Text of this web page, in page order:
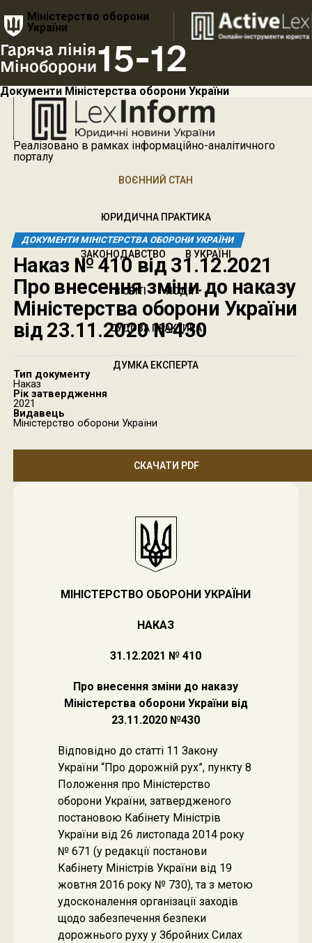
Міністерство оборони
України
Гаряча лінія
Міноборони15-12
Документи Міністерства оборони України
Реалізовано в рамках інформаційно-аналітичного
порталу
ВОЄННИЙ СТАН
ЮРИДИЧНА ПРАКТИКА
ЗАКОНОДАВСТВО В УКРАЇНІ
В СВІТІ ПОДІЇ
СУДОВА ПРАКТИКА
ДУМКА ЕКСПЕРТА
ДОКУМЕНТИ МІНІСТЕРСТВА ОБОРОНИ УКРАЇНИ
Наказ № 410 від 31.12.2021
Про внесення зміни до наказу
Міністерства оборони України
від 23.11.2020 №430
Тип документу
Наказ
Рік затвердження
2021
Видавець
Міністерство оборони України
СКАЧАТИ PDF
МІНІСТЕРСТВО ОБОРОНИ УКРАЇНИ
НАКАЗ
31.12.2021 № 410
Про внесення зміни до наказу
Міністерства оборони України від
23.11.2020 №430
Відповідно до статті 11 Закону
України “Про дорожній рух”, пункту 8
Положення про Міністерство
оборони України, затвердженого
постановою Кабінету Міністрів
України від 26 листопада 2014 року
№ 671 (у редакції постанови
Кабінету Міністрів України від 19
жовтня 2016 року № 730), та з метою
удосконалення організації заходів
щодо забезпечення безпеки
дорожнього руху у Збройних Силах